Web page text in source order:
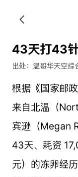
43天打43
出处：温哥华天空综
根据《国家邮
来自北温（
宾逊（Megan
43天、耗资
元）的冻卵经